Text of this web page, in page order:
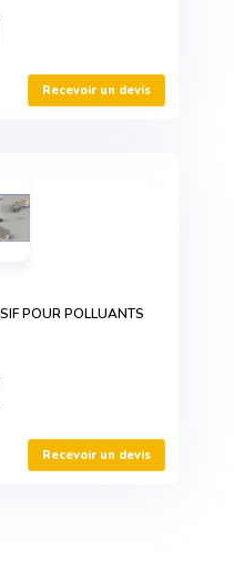
Recevoir un devis
POUR POLLUANTS
Recevoir un devis